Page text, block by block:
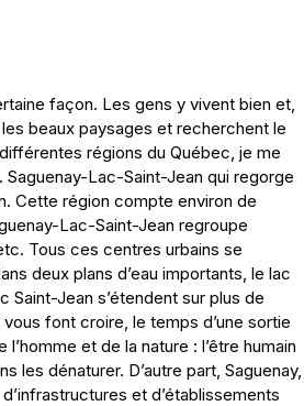
façon. Les gens y vivent bien et,
beaux paysages et recherchent le
régions du Québec, je me
Lac-Saint-Jean qui regorge
Cette région compte environ de
Lac-Saint-Jean regroupe
Tous ces centres urbains se
deux plans d’eau importants, le lac
Saint-Jean s’étendent sur plus de
font croire, le temps d’une sortie
et de la nature : l’être humain
les dénaturer. D’autre part, Saguenay,
et d’établissements